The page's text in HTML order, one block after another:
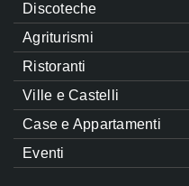
Discoteche
Agriturismi
Ristoranti
Ville e Castelli
Case e Appartamenti
Eventi